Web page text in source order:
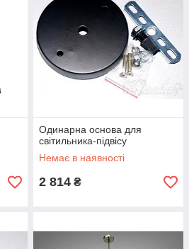
Одинарна основа для
світильника-підвісу
Немає в наявності
2 814 ₴